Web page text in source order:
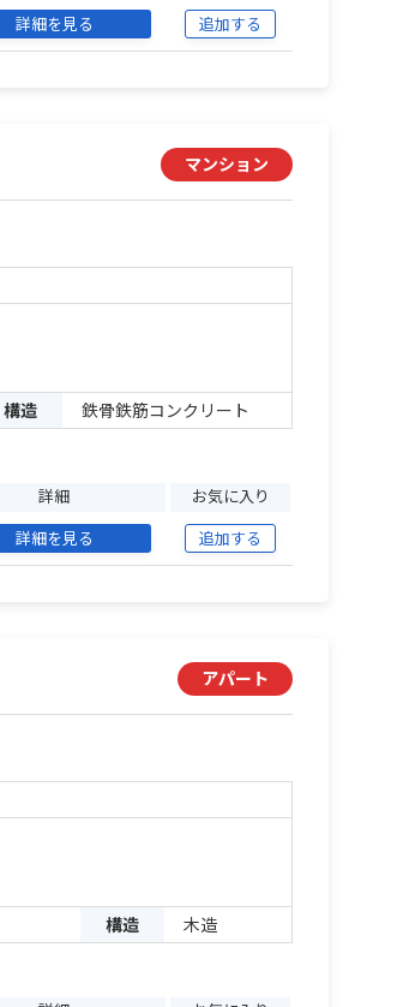
詳細を見る 追加する
マンション
構造 鉄骨鉄筋コンクリート
詳細 お気に入り
詳細を見る 追加する
アパート
構造 木造